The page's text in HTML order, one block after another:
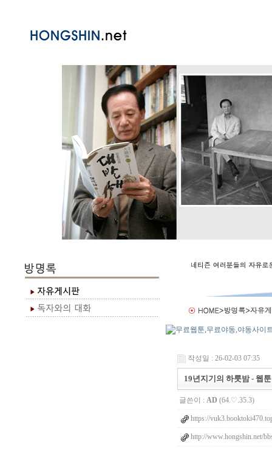
작성일 : 26-02-03 07:35
19년지기의 하룻밤 - 웹
글쓴이 : AD (64.♡.35.3)
https://
http://www.hongshin.net/